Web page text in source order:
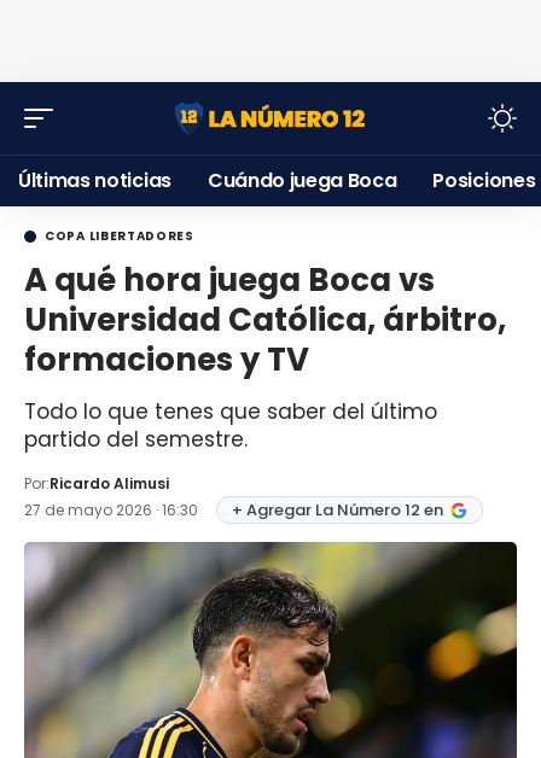
Últimas noticias Cuándo juega Boca Posiciones
COPA LIBERTADORES
A qué hora juega Boca vs
Universidad Católica, árbitro,
formaciones y TV
Todo lo que tenes que saber del último
partido del semestre.
Por:Ricardo Alimusi
27 de mayo 2026 · 16:30
+ Agregar La Número 12 en